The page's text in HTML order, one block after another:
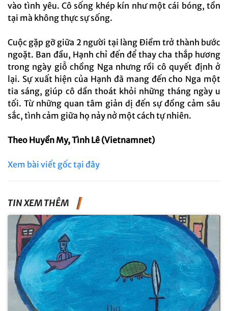
vào tình yêu. Cô sống khép kín như một cái bóng, tồn
tại mà không thực sự sống.
Cuộc gặp gỡ giữa 2 người tại làng Điềm trở thành bước
ngoặt. Ban đầu, Hạnh chỉ đến để thay cha thắp hương
trong ngày giỗ chồng Nga nhưng rồi cô quyết định ở
lại. Sự xuất hiện của Hạnh đã mang đến cho Nga một
tia sáng, giúp cô dần thoát khỏi những tháng ngày u
tối. Từ những quan tâm giản dị đến sự đồng cảm sâu
sắc, tình cảm giữa họ nảy nở một cách tự nhiên.
Theo Huyền My, Tình Lê (Vietnamnet)
Xem bài viết gốc tại đây
TIN XEM THÊM